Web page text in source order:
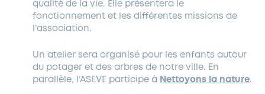
qualité de la vie. Elle présentera le
fonctionnement et les différentes missions de
l’association.
Un atelier sera organisé pour les enfants autour
du potager et des arbres de notre ville. En
parallèle, l’ASEVE participe à Nettoyons la nature.